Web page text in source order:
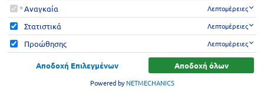
ήρθατε στον ιστότοπό μας!
Καλώς ήρθατε στον ιστότοπό μας!
Αναγκαία Λεπτομέρειες
Στατιστικά Λεπτομέρειες
Προώθησης Λεπτομέρειες
Αποδοχή Επιλεγμένων Αποδοχή όλων
Powered byNETMECHANICS